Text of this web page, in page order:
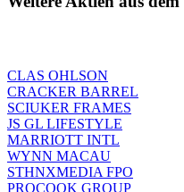
CLAS OHLSON
CRACKER BARREL
SCIUKER FRAMES
JS GL LIFESTYLE
MARRIOTT INTL
WYNN MACAU
STHNXMEDIA FPO
PROCOOK GROUP